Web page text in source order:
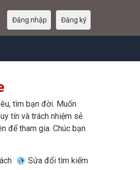
Đăng nhập Đăng ký
tìm bạn đời. Muốn
tín và trách nhiệm sẻ
để tham gia. Chúc bạn
Sửa đổi tìm kiếm